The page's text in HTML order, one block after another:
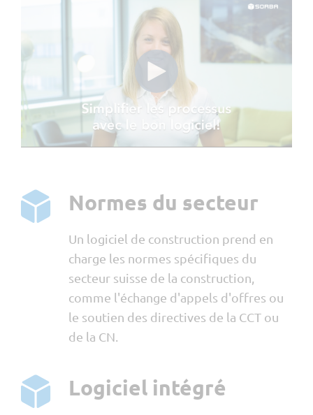
Normes du secteur
Un logiciel de construction prend en
charge les normes spécifiques du
secteur suisse de la construction,
comme l'échange d'appels d'offres ou
le soutien des directives de la CCT ou
de la CN.
Logiciel intégré